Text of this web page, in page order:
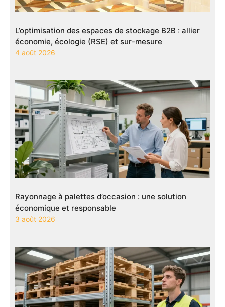
L’optimisation des espaces de stockage B2B : allier
économie, écologie (RSE) et sur-mesure
4 août 2026
Rayonnage à palettes d’occasion : une solution
économique et responsable
3 août 2026